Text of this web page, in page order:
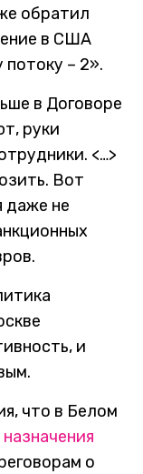
обратил
в США
– 2».
в Договоре
руки
<…>
Вот
даже не
и
что в Белом
назначения
о